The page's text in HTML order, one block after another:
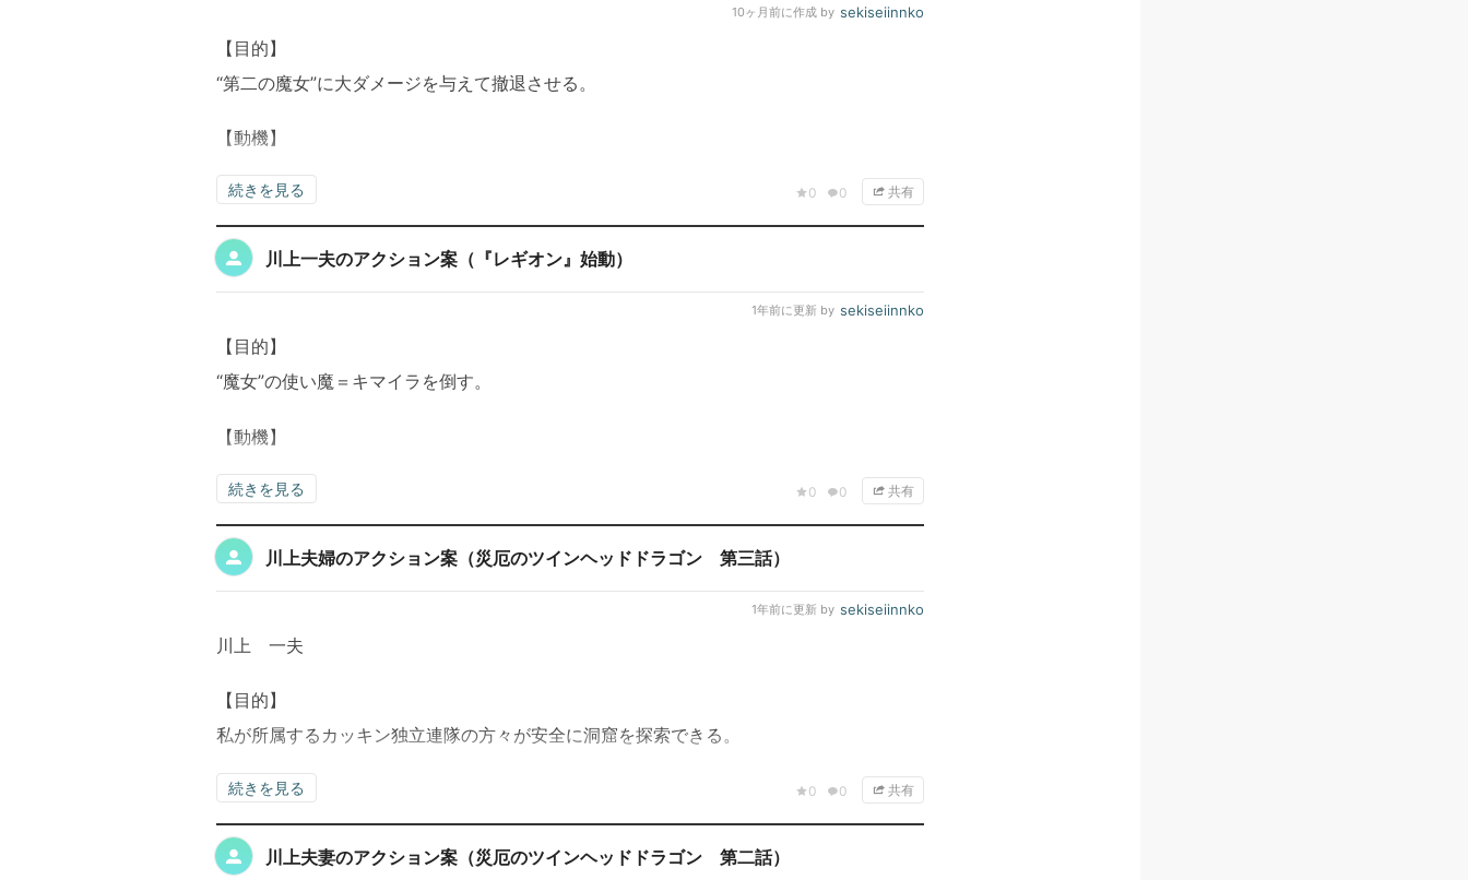
10ヶ月前に作成 by sekiseiinnko
0 0 共有
【目的】
“第二の魔女”に大ダメージを与えて撤退させる。
【動機】
続きを見る
川上一夫のアクション案（『レギオン』始動）
1年前に更新 by sekiseiinnko
0 0 共有
【目的】
“魔女”の使い魔＝キマイラを倒す。
【動機】
続きを見る
川上夫婦のアクション案（災厄のツインヘッドドラゴン 第三話）
1年前に更新 by sekiseiinnko
0 0 共有
川上 一夫
【目的】
私が所属するカッキン独立連隊の方々が安全に洞窟を探索できる。
続きを見る
川上夫妻のアクション案（災厄のツインヘッドドラゴン 第二話）